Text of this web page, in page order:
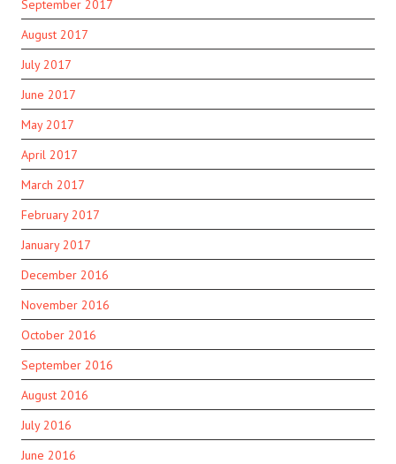
September 2017
August 2017
July 2017
June 2017
May 2017
April 2017
March 2017
February 2017
January 2017
December 2016
November 2016
October 2016
September 2016
August 2016
July 2016
June 2016